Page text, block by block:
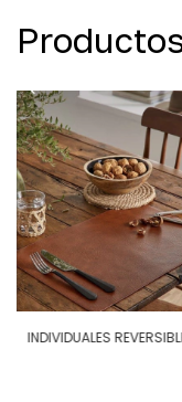
INDIVIDUALES